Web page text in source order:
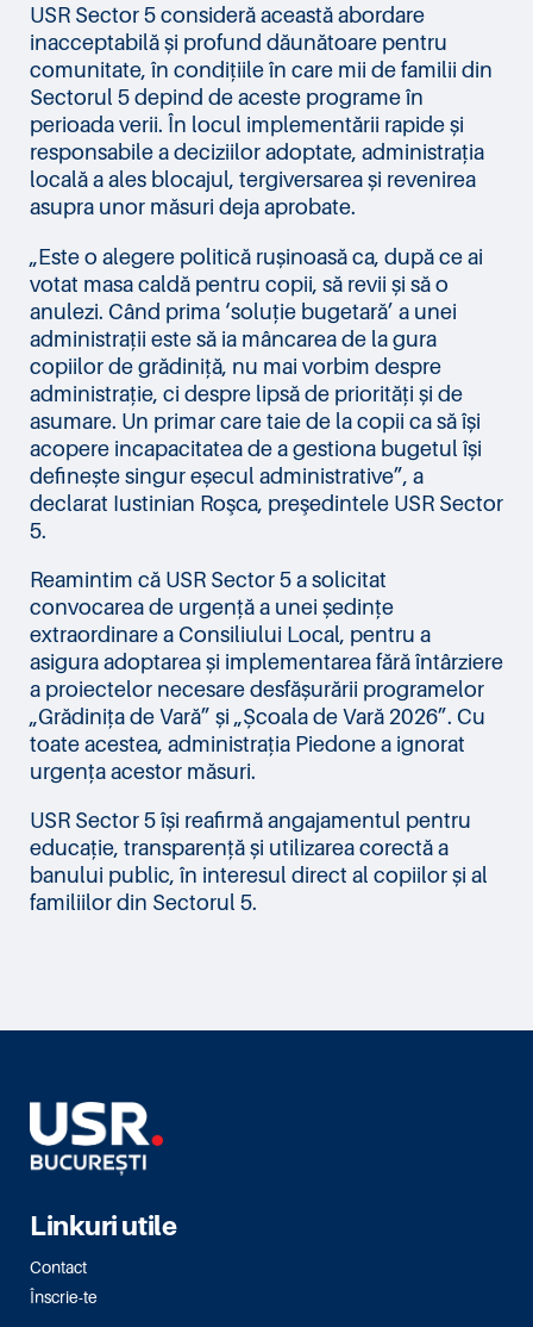
USR Sector 5 consideră această abordare
inacceptabilă și profund dăunătoare pentru
comunitate, în condițiile în care mii de familii din
Sectorul 5 depind de aceste programe în
perioada verii. În locul implementării rapide și
responsabile a deciziilor adoptate, administrația
locală a ales blocajul, tergiversarea și revenirea
asupra unor măsuri deja aprobate.
„Este o alegere politică rușinoasă ca, după ce ai
votat masa caldă pentru copii, să revii și să o
anulezi. Când prima ‘soluție bugetară’ a unei
administrații este să ia mâncarea de la gura
copiilor de grădiniță, nu mai vorbim despre
administrație, ci despre lipsă de priorități și de
asumare. Un primar care taie de la copii ca să își
acopere incapacitatea de a gestiona bugetul își
definește singur eșecul administrative”, a
declarat Iustinian Roşca, preşedintele USR Sector
5.
Reamintim că USR Sector 5 a solicitat
convocarea de urgență a unei ședințe
extraordinare a Consiliului Local, pentru a
asigura adoptarea și implementarea fără întârziere
a proiectelor necesare desfășurării programelor
„Grădinița de Vară” și „Școala de Vară 2026”. Cu
toate acestea, administrația Piedone a ignorat
urgența acestor măsuri.
USR Sector 5 își reafirmă angajamentul pentru
educație, transparență și utilizarea corectă a
banului public, în interesul direct al copiilor și al
familiilor din Sectorul 5.
Linkuri utile
Contact
Înscrie-te